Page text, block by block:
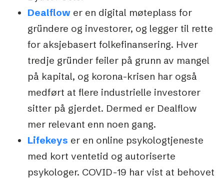
Dealflow er en digital møteplass for
gründere og investorer, og legger til rette
for aksjebasert folkefinansering. Hver
tredje gründer feiler på grunn av mangel
på kapital, og korona-krisen har også
medført at flere industrielle investorer
sitter på gjerdet. Dermed er Dealflow
mer relevant enn noen gang.
Lifekeys er en online psykologtjeneste
med kort ventetid og autoriserte
psykologer. COVID-19 har vist at behovet